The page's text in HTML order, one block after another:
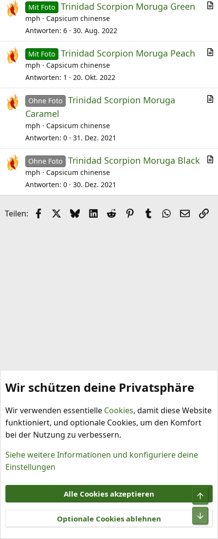
i
Mit Foto Trinidad Scorpion Moruga Green
mph
Capsicum chinense
Antworten 6 30. Aug. 2022
i
Mit Foto Trinidad Scorpion Moruga Peach
mph
Capsicum chinense
Antworten 1 20. Okt. 2022
k
Ohne Foto
Trinidad Scorpion Moruga
Caramel
mph
Capsicum chinense
Antworten 0 31. Dez. 2021
i
Ohne Foto Trinidad Scorpion Moruga Black
mph
Capsicum chinense
Antworten 0 30. Dez. 2021
Teilen: FacebookX (Twitter)
BlueskyLinkedIn
Reddit Pinterest
Tumblr WhatsApp
E-Mail
Capsicum chinense
Nutzungsbedingungen
Datenschutz
Hilfe und Impressum
R
S
S
Community platform by XenForo® © 2010-2026 XenForo Ltd.
Wir schützen deine Privatsphäre
Wir verwenden essentielle Cookies, damit diese Website
funktioniert, und optionale Cookies, um den Komfort
bei der Nutzung zu verbessern.
Siehe weitere Informationen und konfiguriere deine
Einstellungen
Alle Cookies akzeptieren
Optionale Cookies ablehnen